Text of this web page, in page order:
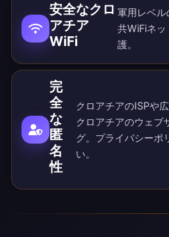
安全なクロ
アチア
WiFi
軍用レベ
共WiFiネッ
護。
完
全
な
匿
名
性
クロアチアのISPや
クロアチアのウェブ
グ。 プライバシーポ
い。